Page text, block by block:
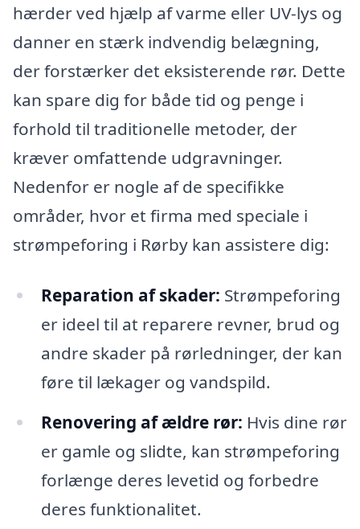
hærder ved hjælp af varme eller UV-lys og
danner en stærk indvendig belægning,
der forstærker det eksisterende rør. Dette
kan spare dig for både tid og penge i
forhold til traditionelle metoder, der
kræver omfattende udgravninger.
Nedenfor er nogle af de specifikke
områder, hvor et firma med speciale i
strømpeforing i Rørby kan assistere dig:
Reparation af skader: Strømpeforing
er ideel til at reparere revner, brud og
andre skader på rørledninger, der kan
føre til lækager og vandspild.
Renovering af ældre rør: Hvis dine rør
er gamle og slidte, kan strømpeforing
forlænge deres levetid og forbedre
deres funktionalitet.